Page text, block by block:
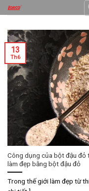
Skip
to
content
Công dụng của bột đậu đỏ
làm đẹp bằng bột đậu đỏ
Trong thế giới làm đẹp từ
13
Th6